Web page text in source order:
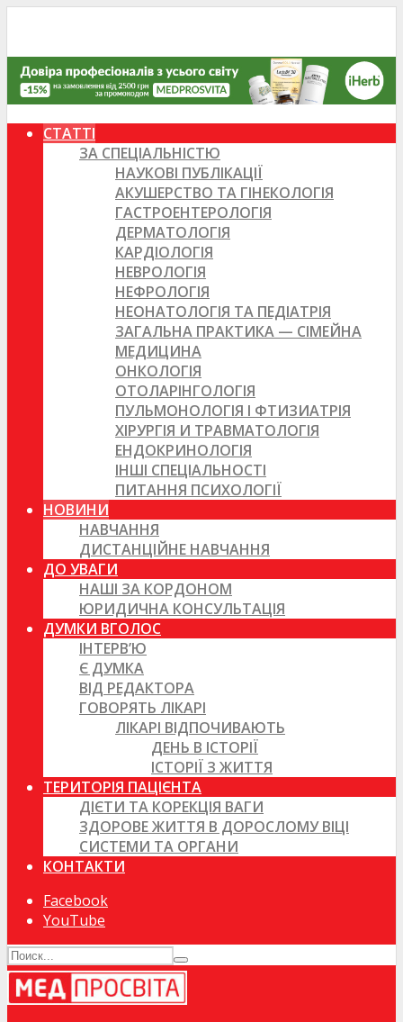
СТАТТІ
ЗА СПЕЦІАЛЬНІСТЮ
НАУКОВІ ПУБЛІКАЦІЇ
АКУШЕРСТВО ТА ГІНЕКОЛОГІЯ
ГАСТРОЕНТЕРОЛОГІЯ
ДЕРМАТОЛОГІЯ
КАРДІОЛОГІЯ
НЕВРОЛОГІЯ
НЕФРОЛОГІЯ
НЕОНАТОЛОГІЯ ТА ПЕДІАТРІЯ
ЗАГАЛЬНА ПРАКТИКА — СІМЕЙНА
МЕДИЦИНА
ОНКОЛОГІЯ
ОТОЛАРІНГОЛОГІЯ
ПУЛЬМОНОЛОГІЯ І ФТИЗИАТРІЯ
ХІРУРГІЯ И ТРАВМАТОЛОГІЯ
ЕНДОКРИНОЛОГІЯ
ІНШІ СПЕЦІАЛЬНОСТІ
ПИТАННЯ ПСИХОЛОГІЇ
НОВИНИ
НАВЧАННЯ
ДИСТАНЦІЙНЕ НАВЧАННЯ
ДО УВАГИ
НАШІ ЗА КОРДОНОМ
ЮРИДИЧНА КОНСУЛЬТАЦІЯ
ДУМКИ ВГОЛОС
ІНТЕРВ’Ю
Є ДУМКА
ВІД РЕДАКТОРА
ГОВОРЯТЬ ЛІКАРІ
ЛІКАРІ ВІДПОЧИВАЮТЬ
ДЕНЬ В ІСТОРІЇ
ІСТОРІЇ З ЖИТТЯ
ТЕРИТОРІЯ ПАЦІЄНТА
ДІЄТИ ТА КОРЕКЦІЯ ВАГИ
ЗДОРОВЕ ЖИТТЯ В ДОРОСЛОМУ ВІЦІ
СИСТЕМИ ТА ОРГАНИ
КОНТАКТИ
Facebook
YouTube